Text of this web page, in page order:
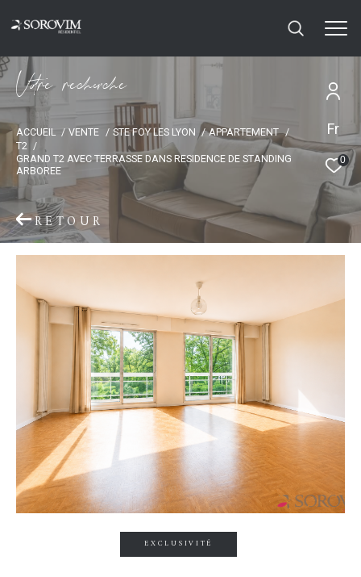
Fr
0
Vore recece
ACCUEIL VENTE STE FOY LES LYON
APPARTEMENT
T2
GRAND T2 AVEC TERRASSE DANS RESIDENCE DE STANDING
ARBOREE
RETOUR
EXCLUSIVITÉ